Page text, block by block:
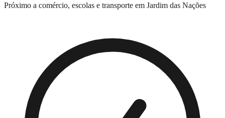
Próximo a comércio, escolas e transporte em Jardim das Nações